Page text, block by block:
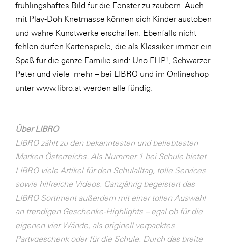
SeneCura
SERVICE&MORE
SKINUANCE®
Somfy
Sony DADC
Trend Micro
TAG GmbH
VALETTA
Verband Druck Medien Österreich
Wirtschaftskammer Salzburg
WKS Fachgruppe Fahrzeughandel und
frühlingshaftes Bild für die Fenster zu zaubern. Auch
mit Play-Doh Knetmasse können sich Kinder austoben
und wahre Kunstwerke erschaffen. Ebenfalls nicht
fehlen dürfen Kartenspiele, die als Klassiker immer ein
Spaß für die ganze Familie sind: Uno FLIP!, Schwarzer
Peter und viele mehr – bei LIBRO und im Onlineshop
unterwww.libro.at werden alle fündig.
Über LIBRO
LIBRO zählt zu den bekanntesten und beliebtesten
Marken Österreichs. Als Nummer 1 bei Schule bietet
LIBRO viele Artikel für den Schulalltag, tolle Services
sowie hilfreiche Videos. Ganzjährig begeistert das
LIBRO Sortiment außerdem mit einer tollen Auswahl
an trendigen Geschenke-Highlights – egal ob für die
eigenen vier Wände, als originell verpacktes
Partygeschenk oder für die Schule. Durch das breite